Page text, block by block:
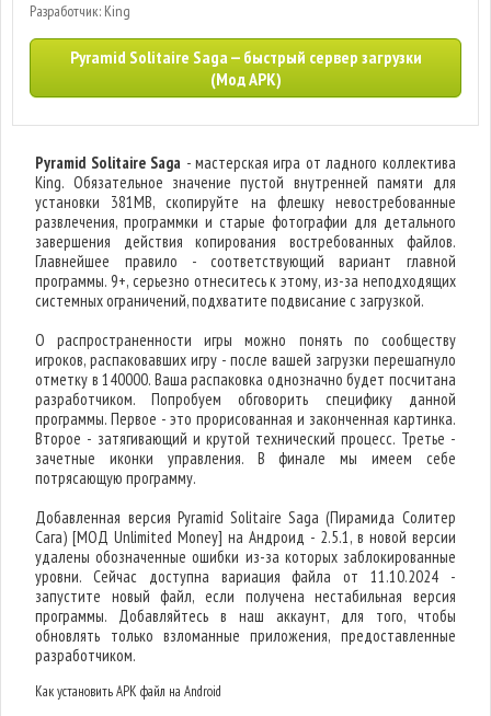
Разработчик: King
Pyramid Solitaire Saga — быстрый сервер загрузки
(Мод APK)
Pyramid Solitaire Saga - мастерская игра от ладного коллектива
King. Обязательное значение пустой внутренней памяти для
установки 381MB, скопируйте на флешку невостребованные
развлечения, программки и старые фотографии для детального
завершения действия копирования востребованных файлов.
Главнейшее правило - соответствующий вариант главной
программы. 9+, серьезно отнеситесь к этому, из-за неподходящих
системных ограничений, подхватите подвисание с загрузкой.
О распространенности игры можно понять по сообществу
игроков, распаковавших игру - после вашей загрузки перешагнуло
отметку в 140000. Ваша распаковка однозначно будет посчитана
разработчиком. Попробуем обговорить специфику данной
программы. Первое - это прорисованная и законченная картинка.
Второе - затягивающий и крутой технический процесс. Третье -
зачетные иконки управления. В финале мы имеем себе
потрясающую программу.
Добавленная версия Pyramid Solitaire Saga (Пирамида Солитер
Сага) [МОД Unlimited Money] на Андроид - 2.5.1, в новой версии
удалены обозначенные ошибки из-за которых заблокированные
уровни. Сейчас доступна вариация файла от 11.10.2024 -
запустите новый файл, если получена нестабильная версия
программы. Добавляйтесь в наш аккаунт, для того, чтобы
обновлять только взломанные приложения, предоставленные
разработчиком.
Как установить APK файл на Android